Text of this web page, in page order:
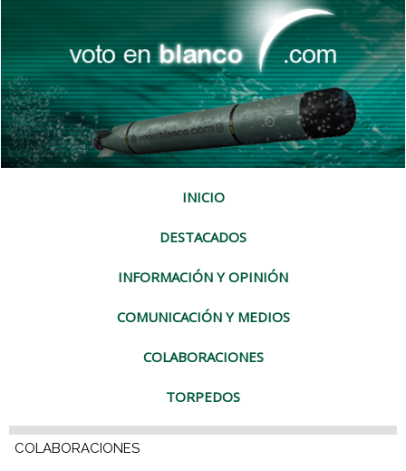
INICIO
DESTACADOS
INFORMACIÓN Y OPINIÓN
COMUNICACIÓN Y MEDIOS
COLABORACIONES
TORPEDOS
COLABORACIONES